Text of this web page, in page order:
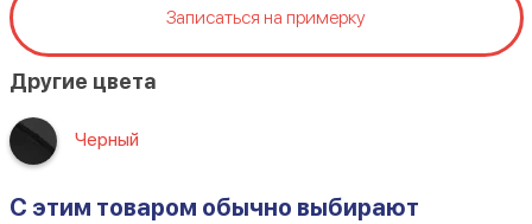
Записаться на примерку
Другие цвета
Черный
C этим товаром обычно выбирают